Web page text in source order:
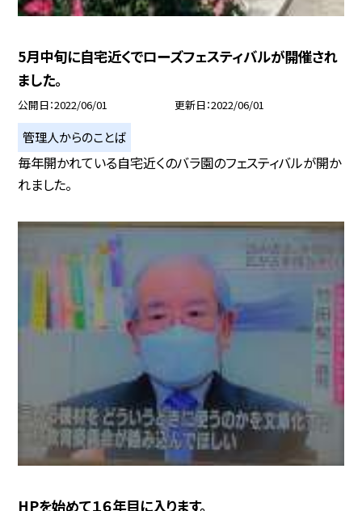
5月中旬に自宅近くでローズフェスティバルが開催され
ました。
公開日 2022/06/01 更新日 2022/06/01
管理人からのことば
毎年開かれている自宅近くのバラ園のフェスティバルが開か
れました。
HPを始めて１６年目に入ります。